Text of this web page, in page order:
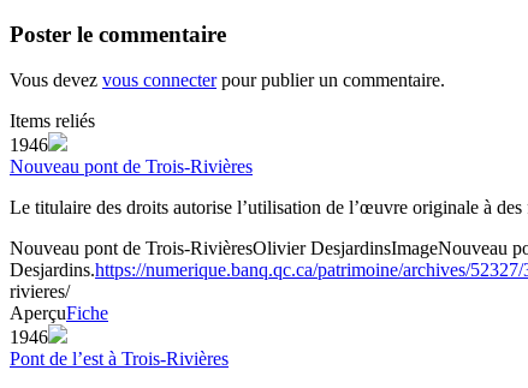
Poster le commentaire
Vous devez vous connecterpour publier un commentaire.
Items reliés
1946
Nouveau pont de Trois-Rivières
Le titulaire des droits autorise l’utilisation de l’œuvre originale à
Nouveau pont de Trois-RivièresOlivier DesjardinsImageNouveau
Desjardins.https://numerique.banq.qc.ca/patrimoine/archives/
rivieres/
AperçuFiche
1946
Pont de l’est à Trois-Rivières